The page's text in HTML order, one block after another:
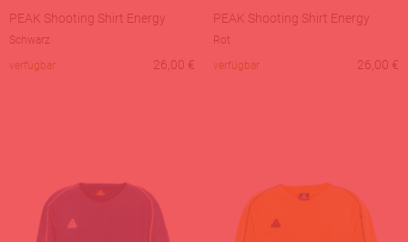
PEAK Shooting Shirt Energy
Schwarz
verfügbar
26,00 €
PEAK Shooting Shirt Energy
Rot
verfügbar
26,00 €